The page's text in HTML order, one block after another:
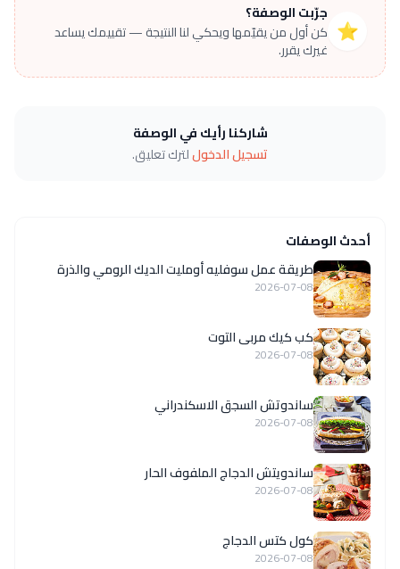
⭐
جرّبت الوصفة؟
كن أول من يقيّمها ويحكي لنا النتيجة — تقييمك يساعد
غيرك يقرر.
شاركنا رأيك في الوصفة
تسجيل الدخوللترك تعليق.
أحدث الوصفات
طريقة عمل سوفليه أومليت الديك الرومي والذرة
2026-07-08
كب كيك مربى التوت
2026-07-08
ساندوتش السجق الاسكندراني
2026-07-08
ساندويتش الدجاج الملفوف الحار
2026-07-08
كول كتس الدجاج
2026-07-08